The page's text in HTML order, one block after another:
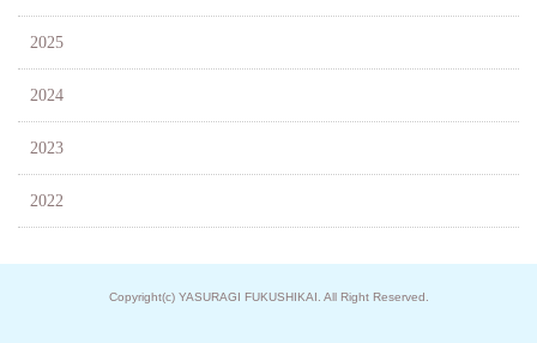
2025
2024
2023
2022
Copyright(c) YASURAGI FUKUSHIKAI. All Right Reserved.